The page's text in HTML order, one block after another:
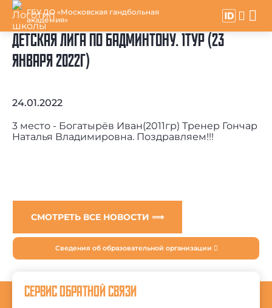
ГБУ ДО «Московская гандбольная
академия»
ДЕТСКАЯ ЛИГА ПО БАДМИНТОНУ. 1ТУР (23
ЯНВАРЯ 2022Г)
24.01.2022
3 место - Богатырёв Иван(2011гр) Тренер Гончар
Наталья Владимировна. Поздравляем!!!
СМОТРЕТЬ ВСЕ НОВОСТИ ⟹
Сведения об образовательной организации
СЕРВИС ОБРАТНОЙ СВЯЗИ